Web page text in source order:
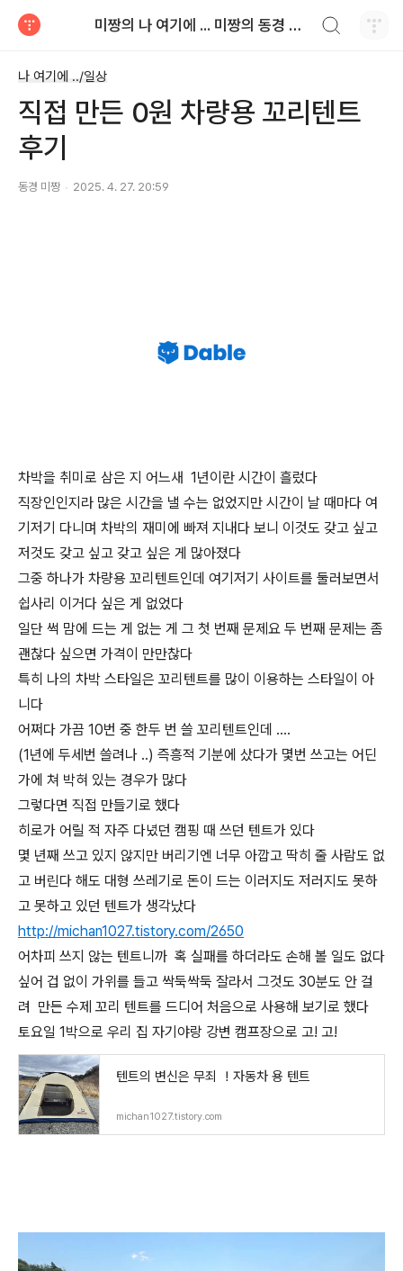
미짱의 나 여기에 ... 미짱의 동경 생활
나 여기에 ../일상
직접 만든 0원 차량용 꼬리텐트
후기
동경 미짱 2025. 4. 27. 20:59
차박을 취미로 삼은 지 어느새 1년이란 시간이 흘렀다
직장인인지라 많은 시간을 낼 수는 없었지만 시간이 날 때마다 여
기저기 다니며 차박의 재미에 빠져 지내다 보니 이것도 갖고 싶고
저것도 갖고 싶고 갖고 싶은 게 많아졌다
그중 하나가 차량용 꼬리텐트인데 여기저기 사이트를 둘러보면서
쉽사리 이거다 싶은 게 없었다
일단 썩 맘에 드는 게 없는 게 그 첫 번째 문제요 두 번째 문제는 좀
괜찮다 싶으면 가격이 만만찮다
특히 나의 차박 스타일은 꼬리텐트를 많이 이용하는 스타일이 아
니다
어쩌다 가끔 10번 중 한두 번 쓸 꼬리텐트인데 ….
(1년에 두세번 쓸려나 ..) 즉흥적 기분에 샀다가 몇번 쓰고는 어딘
가에 쳐 박혀 있는 경우가 많다
그렇다면 직접 만들기로 했다
히로가 어릴 적 자주 다녔던 캠핑 때 쓰던 텐트가 있다
몇 년째 쓰고 있지 않지만 버리기엔 너무 아깝고 딱히 줄 사람도 없
고 버린다 해도 대형 쓰레기로 돈이 드는 이러지도 저러지도 못하
고 못하고 있던 텐트가 생각났다
http://michan1027.tistory.com/2650
어차피 쓰지 않는 텐트니까 혹 실패를 하더라도 손해 볼 일도 없다
싶어 겁 없이 가위를 들고 싹둑싹둑 잘라서 그것도 30분도 안 걸
려 만든 수제 꼬리 텐트를 드디어 처음으로 사용해 보기로 했다
토요일 1박으로 우리 집 자기야랑 강변 캠프장으로 고! 고!
텐트의 변신은 무죄 ！자동차 용 텐트
michan1027.tistory.com